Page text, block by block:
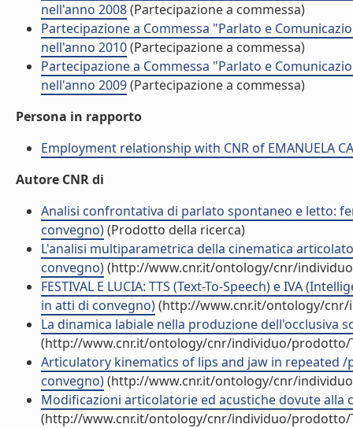
nell'anno 2008(Partecipazione a commessa)
Partecipazione a Commessa "Parlato e
nell'anno 2010(Partecipazione a commessa)
Partecipazione a Commessa "Parlato e
nell'anno 2009(Partecipazione a commessa)
Persona in rapporto
Employment relationship with CNR of EMANUELA
Autore CNR di
Analisi confrontativa di parlato spontaneo e letto:
convegno)(Prodotto della ricerca)
L'analisi multiparametrica della cinematica
convegno)(http://www.cnr.it/ontology/cnr/
FESTIVAL E LUCIA: TTS (Text-To-Speech) e IVA
in atti di convegno)(http://www.cnr.it/ontology/
La dinamica labiale nella produzione dell'occlusiva
(http://www.cnr.it/ontology/cnr/individuo/prodotto/
Articulatory kinematics of lips and jaw in repeated
convegno)(http://www.cnr.it/ontology/cnr/
Modificazioni articolatorie ed acustiche dovute
(http://www.cnr.it/ontology/cnr/individuo/prodotto/